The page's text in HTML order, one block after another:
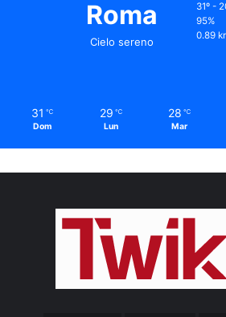
Roma
Cielo sereno
31º -
95%
0.89
31 ℃
Dom
29 ℃
Lun
28 ℃
Mar